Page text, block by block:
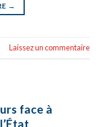
→
Laissez un commentaire
face à